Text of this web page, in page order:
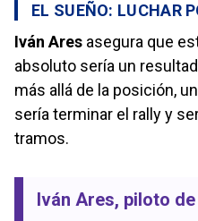
EL SUEÑO: LUCHAR
Iván Ares asegura que
absoluto sería un
más allá de la posición,
sería terminar el rally y
tramos.
Iván Ares, piloto